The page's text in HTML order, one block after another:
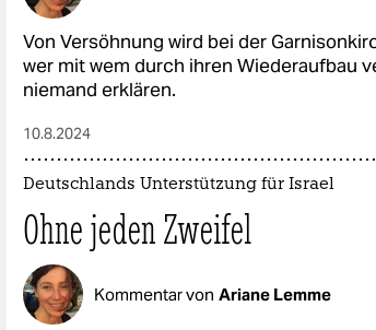
Von Versöhnung wird bei der
wer mit wem durch ihren Wiederaufbau
niemand erklären.
10.8.2024
Deutschlands Unterstützung für Israel
Ohne jeden Zweifel
Kommentar von Ariane Lemme